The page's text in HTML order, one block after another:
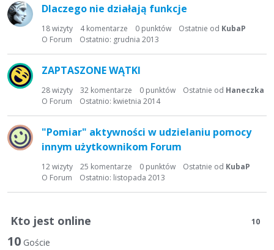
d
y
u
s
y
a
Dlaczego nie działają funkcje
18wizyty 4komentarze 0 punktów Ostatnie od KubaP
Ostatnio: grudnia 2013
O Forum
ZAPTASZONE WĄTKI
28wizyty 32 komentarze 0 punktów Ostatnie od Haneczka
Ostatnio: kwietnia 2014
O Forum
"Pomiar" aktywności w udzielaniu pomocy
innym użytkownikom Forum
12wizyty 25 komentarze 0 punktów Ostatnie od KubaP
Ostatnio: listopada 2013
O Forum
Kto jest online 10
10 Goście